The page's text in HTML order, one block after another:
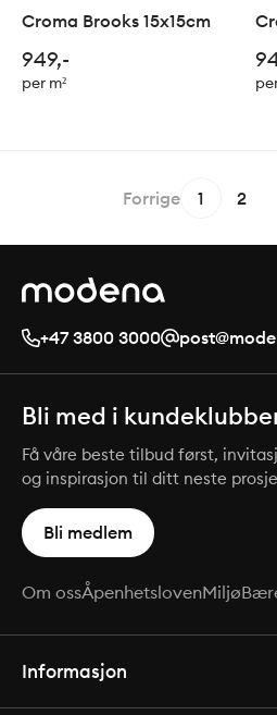
Croma Brooks 15x15cm
949,-
per m²
Forrige 1 2
+47 3800 3000
Bli med i
Få våre beste tilbud først,
og inspirasjon til ditt neste
Bli medlem
Om ossÅpenhetslovenMiljø
Informasjon